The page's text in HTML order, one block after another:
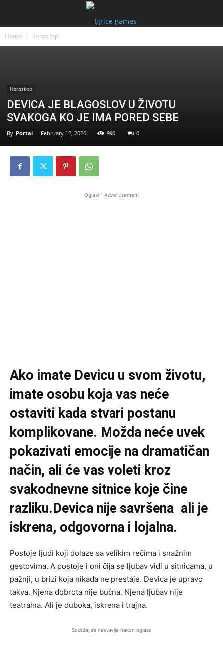
Home Horoskop
Horoskop
DEVICA JE BLAGOSLOV U ŽIVOTU
SVAKOGA KO JE IMA PORED SEBE
By Portal - February 12, 2026 990 0
Oglasi - Advertisement
Ako imate Devicu u svom životu,
imate osobu koja vas neće
ostaviti kada stvari postanu
komplikovane. Možda neće uvek
pokazivati emocije na dramatičan
način, ali će vas voleti kroz
svakodnevne sitnice koje čine
razliku.Devica nije savršena ali je
iskrena, odgovorna i lojalna.
Postoje ljudi koji dolaze sa velikim rečima i snažnim
gestovima. A postoje i oni čija se ljubav vidi u sitnicama, u
pažnji, u brizi koja nikada ne prestaje. Devica je upravo
takva. Njena dobrota nije bučna. Njena ljubav nije
teatralna. Ali je duboka, iskrena i trajna.
Sadržaj se nastavlja nakon oglasa